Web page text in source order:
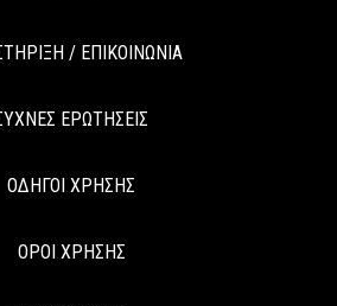
/ ΕΠΙΚΟΙΝΩΝΙΑ
ΕΡΩΤΗΣΕΙΣ
ΟΔΗΓΟΙ ΧΡΗΣΗΣ
ΟΡΟΙ ΧΡΗΣΗΣ